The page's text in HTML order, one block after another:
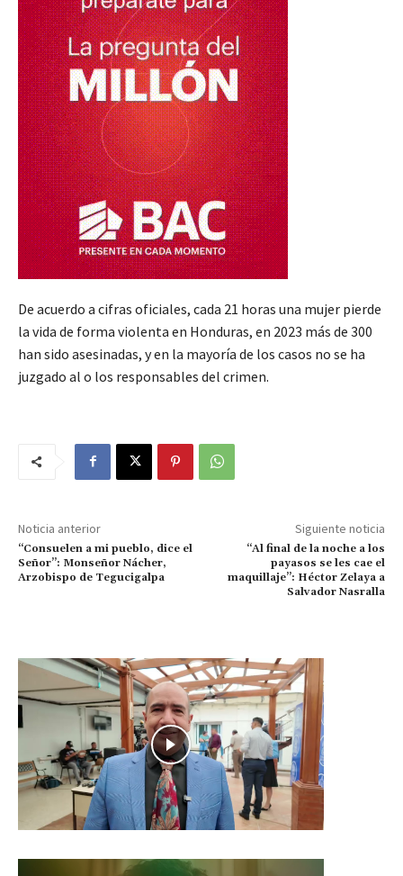
De acuerdo a cifras oficiales, cada 21 horas una mujer pierde
la vida de forma violenta en Honduras, en 2023 más de 300
han sido asesinadas, y en la mayoría de los casos no se ha
juzgado al o los responsables del crimen.
Noticia anterior
“Consuelen a mi pueblo, dice el
Señor”: Monseñor Nácher,
Arzobispo de Tegucigalpa
Siguiente noticia
“Al final de la noche a los
payasos se les cae el
maquillaje”: Héctor Zelaya a
Salvador Nasralla